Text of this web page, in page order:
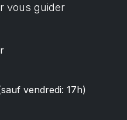
vous guider
vendredi: 17h)